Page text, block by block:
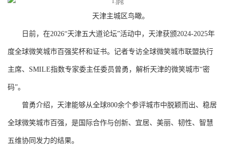
天津主城区鸟瞰。
日前，在2026“天津五大道论坛”活动中，天津获颁2024-2025年
度全球微笑城市百强奖杯和证书。记者专访全球微笑城市联盟执行
主席、SMILE指数专家委主任委员曾勇，解析天津的微笑城市“密
码”。
曾勇介绍，天津能够从全球800余个参评城市中脱颖而出、稳居
全球微笑城市百强，是国际合作与创新、宜居、美丽、韧性、智慧
五维协同发力的结果。